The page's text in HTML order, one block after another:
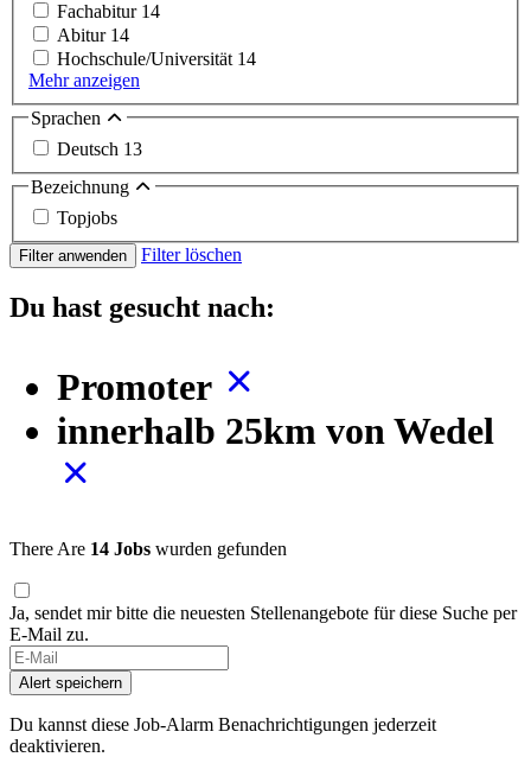
Fachabitur 14
Abitur 14
Hochschule/Universität 14
Mehr anzeigen
Sprachen
Deutsch 13
Bezeichnung
Topjobs
Filter anwenden Filter löschen
Du hast gesucht nach:
Promoter
innerhalb 25km von Wedel
There Are 14 Jobs wurden gefunden
Ja, sendet mir bitte die neuesten Stellenangebote für diese Suche per
E-Mail zu.
If
you
are
a
human,
Alert speichern
Du kannst diese Job-Alarm Benachrichtigungen jederzeit
deaktivieren.